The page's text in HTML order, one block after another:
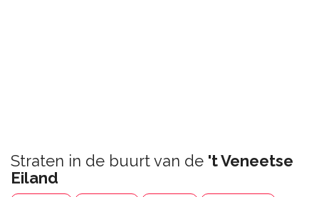
Straten in de buurt van de 't Veneetse
Eiland